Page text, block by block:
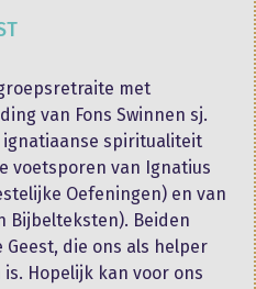
met
van Fons Swinnen sj.
ignatiaanse spiritualiteit
voetsporen van Ignatius
Oefeningen) en van
Bijbelteksten). Beiden
die ons als helper
Hopelijk kan voor ons